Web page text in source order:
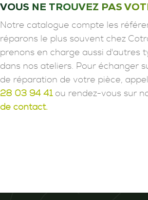
VOUS NE TROUVEZ PAS
Notre catalogue compte les
réparons le plus souvent chez
prenons en charge aussi d'autres
dans nos ateliers. Pour échanger
de réparation de votre pièce,
28 03 94 41ou rendez-vous sur
de contact.